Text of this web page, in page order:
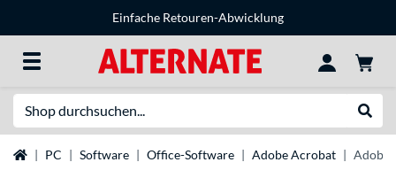
Einfache Retouren-Abwicklung
Startseite
PC Software Office-Software Adobe Acrobat Adobe